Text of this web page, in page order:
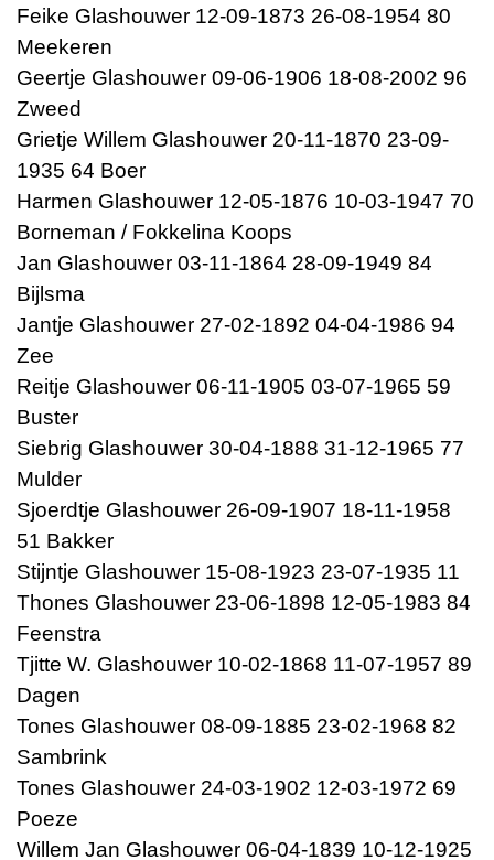
Feike Glashouwer 12-09-1873 26-08-1954 80
Meekeren
Geertje Glashouwer 09-06-1906 18-08-2002 96
Zweed
Grietje Willem Glashouwer 20-11-1870 23-09-
1935 64 Boer
Harmen Glashouwer 12-05-1876 10-03-1947 70
Borneman / Fokkelina Koops
Jan Glashouwer 03-11-1864 28-09-1949 84
Bijlsma
Jantje Glashouwer 27-02-1892 04-04-1986 94
Zee
Reitje Glashouwer 06-11-1905 03-07-1965 59
Buster
Siebrig Glashouwer 30-04-1888 31-12-1965 77
Mulder
Sjoerdtje Glashouwer 26-09-1907 18-11-1958
51 Bakker
Stijntje Glashouwer 15-08-1923 23-07-1935 11
Thones Glashouwer 23-06-1898 12-05-1983 84
Feenstra
Tjitte W. Glashouwer 10-02-1868 11-07-1957 89
Dagen
Tones Glashouwer 08-09-1885 23-02-1968 82
Sambrink
Tones Glashouwer 24-03-1902 12-03-1972 69
Poeze
Willem Jan Glashouwer 06-04-1839 10-12-1925